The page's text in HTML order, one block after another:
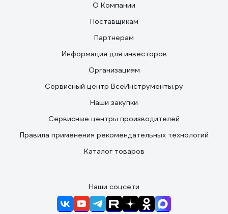
О Компании
Поставщикам
Партнерам
Информация для инвесторов
Организациям
Сервисный центр ВсеИнструменты.ру
Наши закупки
Сервисные центры производителей
Правила применения рекомендательных технологий
Каталог товаров
Наши соцсети